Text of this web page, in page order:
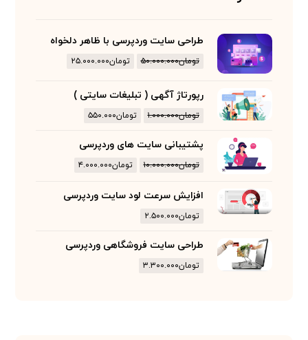
طراحی سایت وردپرسی با ظاهر دلخواه
تومان۵۰.۰۰۰.۰۰۰ تومان۲۵.۰۰۰.۰۰۰
رپورتاژ آگهی ( تبلیغات سایتی )
تومان۱.۰۰۰.۰۰۰ تومان۵۵۰.۰۰۰
پشتیبانی سایت های وردپرسی
تومان۱۰.۰۰۰.۰۰۰ تومان۴.۰۰۰.۰۰۰
افزایش سرعت لود سایت وردپرسی
تومان۲.۵۰۰.۰۰۰
طراحی سایت فروشگاهی وردپرسی
تومان۳.۳۰۰.۰۰۰